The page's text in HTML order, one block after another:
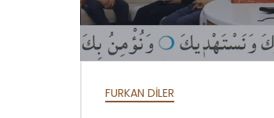
FURKAN DİLER
HAFTALIK SOHBETLER
MEKTUBAT - YİRMİ İKİNCİ
MEKTUP - HATİME (